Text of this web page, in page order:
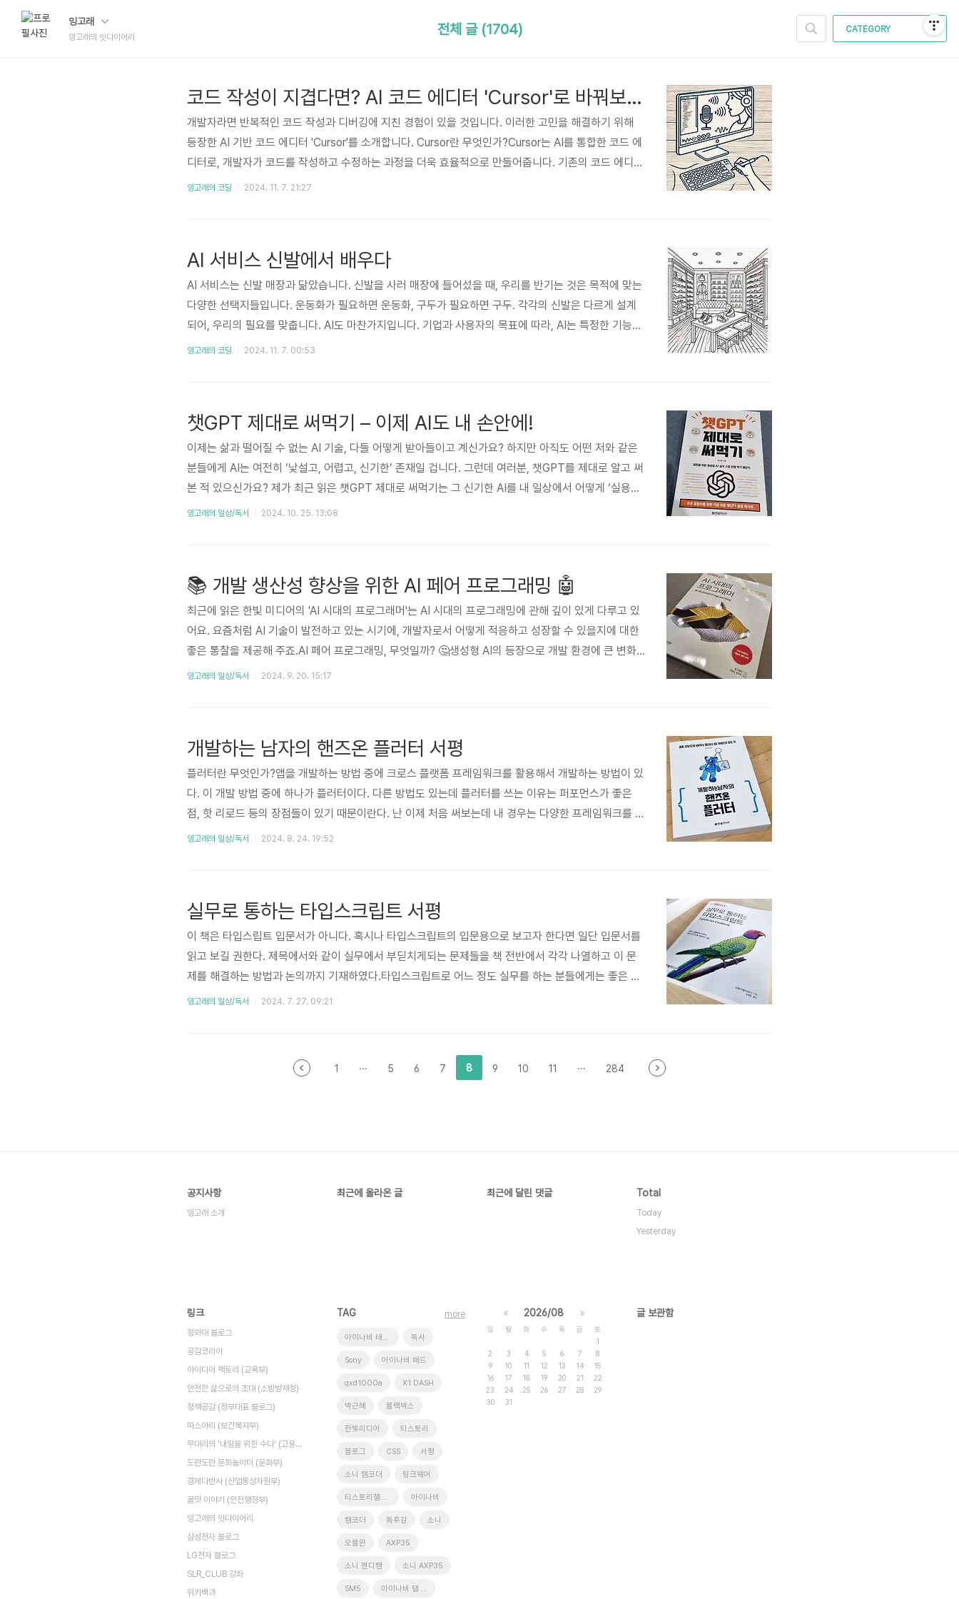
잉고래
잉고래의 잇다이어리
CATEGORY
전체 글 (1704)
코드 작성이 지겹다면? AI 코드 에디터 'Cursor'로 바꿔보세요
개발자라면 반복적인 코드 작성과 디버깅에 지친 경험이 있을 것입니다. 이러한 고민을 해결하기 위해
등장한 AI 기반 코드 에디터 'Cursor'를 소개합니다. Cursor란 무엇인가?Cursor는 AI를 통합한 코드 에
디터로, 개발자가 코드를 작성하고 수정하는 과정을 더욱 효율적으로 만들어줍니다. 기존의 코드 에디터
와 달리, 자연어로 명령을 입력하면 AI가 해당 코드를 생성하거나 수정해 주는 기능을 제공합니다. 또한,
잉고래의 코딩 2024. 11. 7. 21:27
AI 서비스 신발에서 배우다
AI 서비스는 신발 매장과 닮았습니다. 신발을 사러 매장에 들어섰을 때, 우리를 반기는 것은 목적에 맞는
다양한 선택지들입니다. 운동화가 필요하면 운동화, 구두가 필요하면 구두. 각각의 신발은 다르게 설계
되어, 우리의 필요를 맞춥니다. AI도 마찬가지입니다. 기업과 사용자의 목표에 따라, AI는 특정한 기능과
형태를 취합니다. 이러한 과정을 이해하면 AI 서비스를 더 직관적으로 받아들일 수 있습니다. 다목적 선
잉고래의 코딩 2024. 11. 7. 00:53
챗GPT 제대로 써먹기 – 이제 AI도 내 손안에!
이제는 삶과 떨어질 수 없는 AI 기술, 다들 어떻게 받아들이고 계신가요? 하지만 아직도 어떤 저와 같은
분들에게 AI는 여전히 ‘낯설고, 어렵고, 신기한’ 존재일 겁니다. 그런데 여러분, 챗GPT를 제대로 알고 써
본 적 있으신가요? 제가 최근 읽은 챗GPT 제대로 써먹기는 그 신기한 AI를 내 일상에서 어떻게 ‘실용적
으로’ 사용할 수 있는지 아주 쉽게 풀어썼더라고요. 평소 챗GPT를 자료 조사하고 정리 할 때 잠깐씩 써
잉고래의 일상/독서 2024. 10. 25. 13:08
📚 개발 생산성 향상을 위한 AI 페어 프로그래밍 🤖
최근에 읽은 한빛 미디어의 'AI 시대의 프로그래머'는 AI 시대의 프로그래밍에 관해 깊이 있게 다루고 있
어요. 요즘처럼 AI 기술이 발전하고 있는 시기에, 개발자로서 어떻게 적응하고 성장할 수 있을지에 대한
좋은 통찰을 제공해 주죠.AI 페어 프로그래밍, 무엇일까? 🤔생성형 AI의 등장으로 개발 환경에 큰 변화
가 생겼습니다. 과거에는 문제가 생길 때마다 검색 엔진에 의존했다면, 이제는 AI 어시스턴트를 통해 실
잉고래의 일상/독서 2024. 9. 20. 15:17
개발하는 남자의 핸즈온 플러터 서평
플러터란 무엇인가?앱을 개발하는 방법 중에 크로스 플랫폼 프레임워크를 활용해서 개발하는 방법이 있
다. 이 개발 방법 중에 하나가 플러터이다. 다른 방법도 있는데 플러터를 쓰는 이유는 퍼포먼스가 좋은
점, 핫 리로드 등의 장점들이 있기 때문이란다. 난 이제 처음 써보는데 내 경우는 다양한 프레임워크를 배
워보고 싶다는 점에서 책을 읽어보게 되었다. 다트(Dart)란 무엇인가?플러터를 쓰려면 다트로 개발해
잉고래의 일상/독서 2024. 8. 24. 19:52
실무로 통하는 타입스크립트 서평
이 책은 타입스립트 입문서가 아니다. 혹시나 타입스크립트의 입문용으로 보고자 한다면 일단 입문서를
읽고 보길 권한다. 제목에서와 같이 실무에서 부딛치게되는 문제들을 책 전반에서 각각 나열하고 이 문
제를 해결하는 방법과 논의까지 기재하였다.타입스크립트로 어느 정도 실무를 하는 분들에게는 좋은 가
이드가 될 것으로 보인다. 실수를 줄이고 좀 더 탄탄하게 내실을 다지고 생산성을 높이는데 도움이 된다.
크립트를 사용함에 있어서 이 두가지는 중요하고 또 그런 측면에서 여러 문제들의 해결 방법을 알아두는
잉고래의 일상/독서 2024. 7. 27. 09:21
1 ··· 5 6 7 8 9 10 11 ··· 284
공지사항
잉고래 소개
최근에 올라온 글 최근에 달린 댓글 Total
Today
Yesterday
링크
청와대 블로그
공감코리아
아이디어 팩토리 (교육부)
안전한 삶으로의 초대 (소방방재청)
정책공감 (정부대표 블로그)
따스아리 (보건복지부)
무대리의 '내일을 위한 수다' (고용노동부)
도란도란 문화놀이터 (문화부)
경제다반사 (산업통상자원부)
꿀맛 이야기 (안전행정부)
잉고래의 잇다이어리
삼성전자 블로그
LG전자 블로그
SLR_CLUB 강좌
위키백과
TAG
아이나비 태블릿 독서
Sony 아이나비 패드
qxd1000a X1 DASH
박근혜 블랙박스
한빛미디어 티스토리
블로그 CSS 서평
소니 캠코더 팅크웨어
티스토리챌린지 아이나비
캠코더 독후감 소니
오블완 AXP35
소니 핸디캠 소니 AXP35
SM5 아이나비 탭 XD11 Pro
more « 2026/08 »
일 월 화 수 목 금
토
1
2
3 4 5 6 7
8
9
10 11 12 13 14
15
16
17 18 19 20 21
22
23
24 25 26 27 28
29
30
31
글 보관함